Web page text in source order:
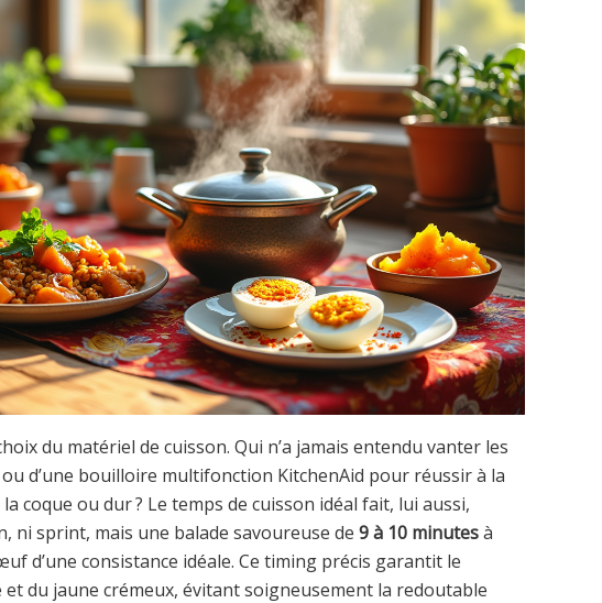
du matériel de cuisson. Qui n’a jamais entendu vanter les
d’une bouilloire multifonction KitchenAid pour réussir à la
coque ou dur ? Le temps de cuisson idéal fait, lui aussi,
ni sprint, mais une balade savoureuse de 9 à 10 minutesà
d’une consistance idéale. Ce timing précis garantit le
du jaune crémeux, évitant soigneusement la redoutable